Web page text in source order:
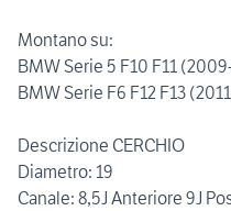
Montano su:
BMW Serie 5 F10 F11
BMW Serie F6 F12 F13
Descrizione CERCHIO
Diametro: 19
Canale: 8,5J Anteriore 9J